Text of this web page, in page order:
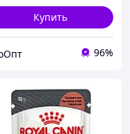
Купить
96%